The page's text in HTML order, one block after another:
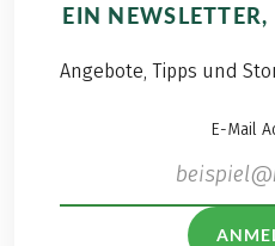
EIN
Angebote, Tipps und
E-Mail